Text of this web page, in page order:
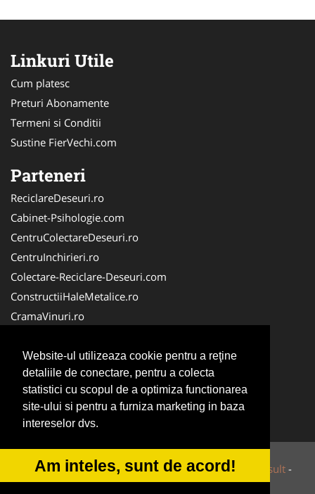
Website-ul utilizeaza cookie pentru a reţine
detaliile de conectare, pentru a colecta
statistici cu scopul de a optimiza functionarea
site-ului si pentru a furniza marketing in baza
intereselor dvs.
Am inteles, sunt de acord!
Linkuri Utile
Cum platesc
Preturi Abonamente
Termeni si Conditii
Sustine FierVechi.com
Parteneri
ReciclareDeseuri.ro
Cabinet-Psihologie.com
CentruColectareDeseuri.ro
CentruInchirieri.ro
Colectare-Reciclare-Deseuri.com
ConstructiiHaleMetalice.ro
CramaVinuri.ro
ColectareDeseuriMedicale.com
Cabinet Privat
Cabinet-Individual.ro
CuratenieSpatiiComerciale.ro
© 2014-2026 Powered byVilonMedia&Tokaido Consult -
ANPC SOL